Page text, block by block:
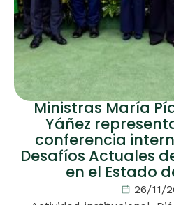
Ministras María
Yáñez
conferencia
Desafíos Actuales
en el Estado
26/11/